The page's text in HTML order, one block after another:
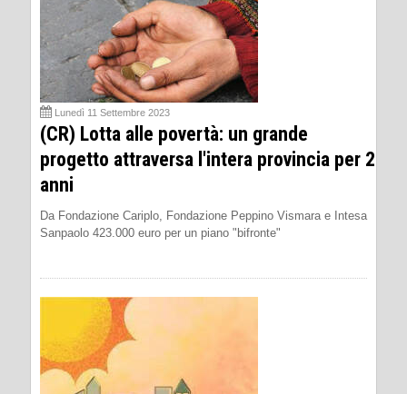
Lunedì 11 Settembre 2023
(CR) Lotta alle povertà: un grande
progetto attraversa l'intera provincia per 2
anni
Da Fondazione Cariplo, Fondazione Peppino Vismara e Intesa
Sanpaolo 423.000 euro per un piano "bifronte"